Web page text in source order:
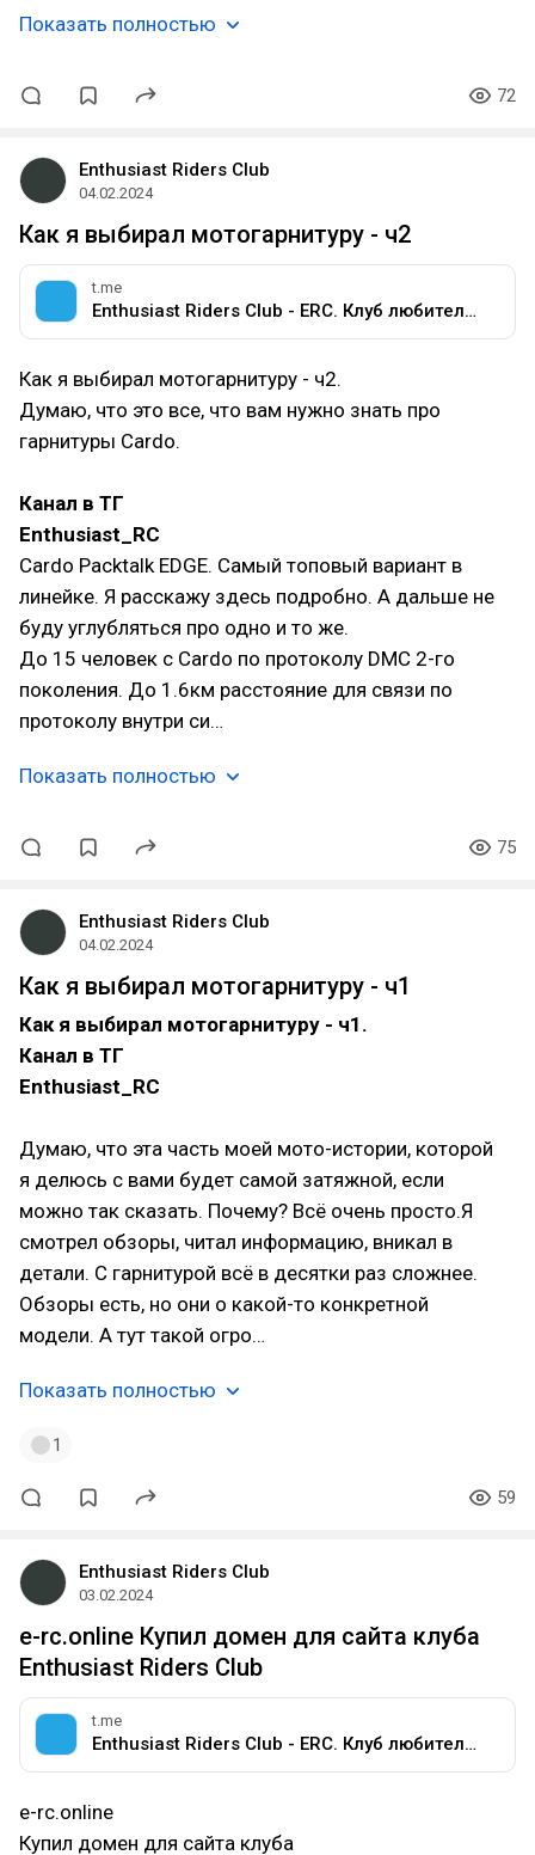
Показать полностью
72
Enthusiast Riders Club
04.02.2024
Как я выбирал мотогарнитуру - ч2
t.me
Enthusiast Riders Club - ERC. Клуб любителей мотоциклов разных марок.
Как я выбирал мотогарнитуру - ч2.
Думаю, что это все, что вам нужно знать про
гарнитуры Cardo.
Канал в ТГ
Enthusiast_RC
Cardo Packtalk EDGE. Самый топовый вариант в
линейке. Я расскажу здесь подробно. А дальше не
буду углубляться про одно и то же.
До 15 человек с Cardo по протоколу DMC 2-го
поколения. До 1.6км расстояние для связи по
протоколу внутри си…
Показать полностью
75
Enthusiast Riders Club
04.02.2024
Как я выбирал мотогарнитуру - ч1
Как я выбирал мотогарнитуру - ч1.
Канал в ТГ
Enthusiast_RC
Думаю, что эта часть моей мото-истории, которой
я делюсь с вами будет самой затяжной, если
можно так сказать. Почему? Всё очень просто.Я
смотрел обзоры, читал информацию, вникал в
детали. С гарнитурой всё в десятки раз сложнее.
Обзоры есть, но они о какой-то конкретной
модели. А тут такой огро…
Показать полностью
1
59
Enthusiast Riders Club
03.02.2024
e-rc.online Купил домен для сайта клуба
Enthusiast Riders Club
t.me
Enthusiast Riders Club - ERC. Клуб любителей мотоциклов разных марок.
e-rc.online
Купил домен для сайта клуба